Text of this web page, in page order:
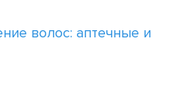
волос: аптечные и